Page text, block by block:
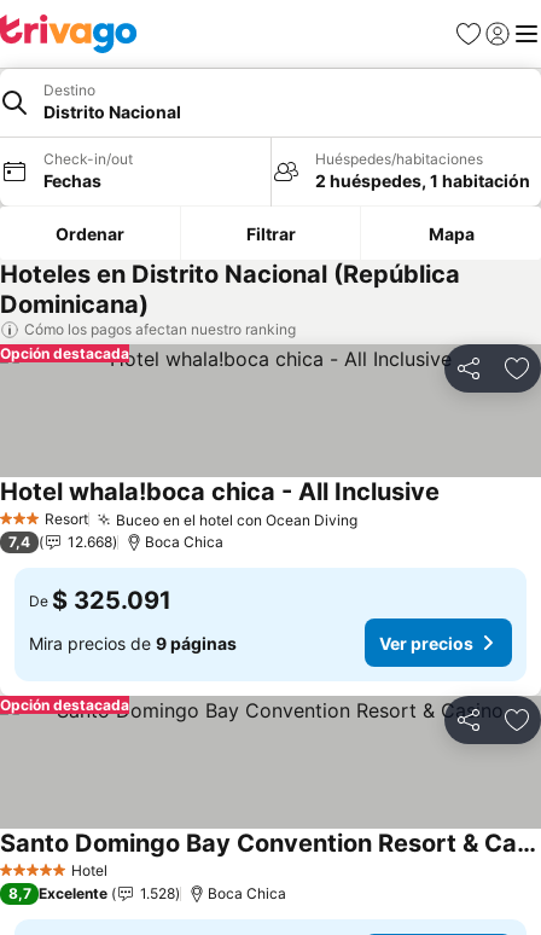
Favoritos
Iniciar
Destino
Distrito Nacional
Check-in/out
Fechas
Huéspedes/habitaciones
2 huéspedes, 1 habitación
Ordenar Filtrar Mapa
Hoteles en Distrito Nacional (República
Dominicana)
Cómo los pagos afectan nuestro ranking
Compartir
Opción destacada
3 EstrellasResort Buceo en el hotel con Ocean DivingVer precios
Hotel whala!boca chica - All Inclusive
7,4 12.668 Boca Chica
De $ 325.091
Mira precios de 9 páginas Ver precios
Compartir
Opción destacada
5 Estrellas Hotel
Santo Domingo Bay Convention Resort & Casino
Ver precios
8,7 Excelente 1.528 Boca Chica